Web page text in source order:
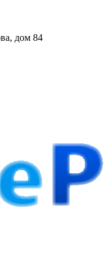
дом 84